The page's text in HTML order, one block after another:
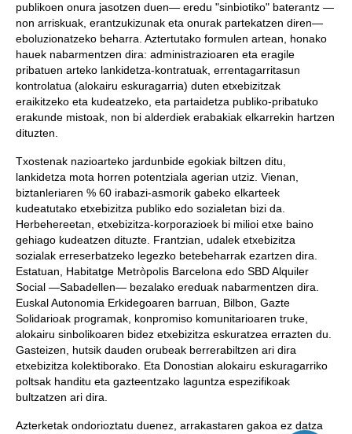
publikoen onura jasotzen duen— eredu "sinbiotiko" baterantz —
non arriskuak, erantzukizunak eta onurak partekatzen diren—
eboluzionatzeko beharra. Aztertutako formulen artean, honako
hauek nabarmentzen dira: administrazioaren eta eragile
pribatuen arteko lankidetza-kontratuak, errentagarritasun
kontrolatua (alokairu eskuragarria) duten etxebizitzak
eraikitzeko eta kudeatzeko, eta partaidetza publiko-pribatuko
erakunde mistoak, non bi alderdiek erabakiak elkarrekin hartzen
dituzten.
Txostenak nazioarteko jardunbide egokiak biltzen ditu,
lankidetza mota horren potentziala agerian utziz. Vienan,
biztanleriaren % 60 irabazi-asmorik gabeko elkarteek
kudeatutako etxebizitza publiko edo sozialetan bizi da.
Herbehereetan, etxebizitza-korporazioek bi milioi etxe baino
gehiago kudeatzen dituzte. Frantzian, udalek etxebizitza
sozialak erreserbatzeko legezko betebeharrak ezartzen dira.
Estatuan, Habitatge Metròpolis Barcelona edo SBD Alquiler
Social —Sabadellen— bezalako ereduak nabarmentzen dira.
Euskal Autonomia Erkidegoaren barruan, Bilbon, Gazte
Solidarioak programak, konpromiso komunitarioaren truke,
alokairu sinbolikoaren bidez etxebizitza eskuratzea errazten du.
Gasteizen, hutsik dauden orubeak berrerabiltzen ari dira
etxebizitza kolektiborako. Eta Donostian alokairu eskuragarriko
poltsak handitu eta gazteentzako laguntza espezifikoak
bultzatzen ari dira.
Azterketak ondorioztatu duenez, arrakastaren gakoa ez datza